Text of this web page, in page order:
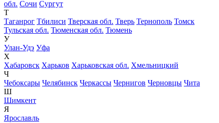
обл. Сочи Сургут
Т
Таганрог Тбилиси Тверская обл. Тверь Тернополь Томск
Тульская обл. Тюменская обл. Тюмень
У
Улан-Удэ Уфа
Х
Хабаровск Харьков Харьковская обл. Хмельницкий
Ч
Чебоксары Челябинск Черкассы Чернигов Черновцы Чита
Ш
Шимкент
Я
Ярославль